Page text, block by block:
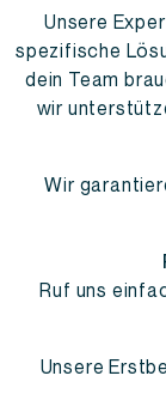
Unsere
spezifische
dein Team
wir
Wir
Ruf uns
Unsere